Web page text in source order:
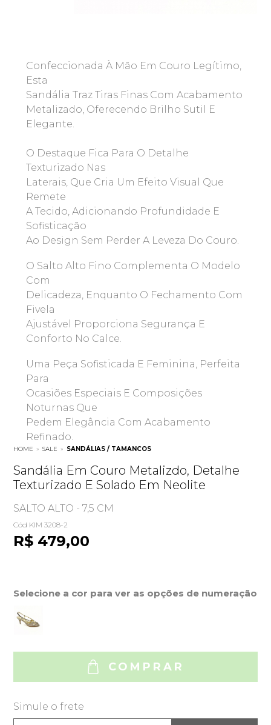
Confeccionada À Mão Em Couro Legítimo,
Esta
Sandália Traz Tiras Finas Com Acabamento
Metalizado, Oferecendo Brilho Sutil E
Elegante.
O Destaque Fica Para O Detalhe
Texturizado Nas
Laterais, Que Cria Um Efeito Visual Que
Remete
A Tecido, Adicionando Profundidade E
Sofisticação
Ao Design Sem Perder A Leveza Do Couro.
O Salto Alto Fino Complementa O Modelo
Com
Delicadeza, Enquanto O Fechamento Com
Fivela
Ajustável Proporciona Segurança E
Conforto No Calce.
Uma Peça Sofisticada E Feminina, Perfeita
Para
Ocasiões Especiais E Composições
Noturnas Que
Pedem Elegância Com Acabamento
Refinado.
HOME » SALE » SANDÁLIAS / TAMANCOS
Sandália Em Couro Metalizdo, Detalhe
Texturizado E Solado Em Neolite
SALTO ALTO - 7,5 CM
Cód KIM 3208-2
R$ 479,00
Selecione a cor para ver as opções de numeração
COMPRAR
Simule o frete